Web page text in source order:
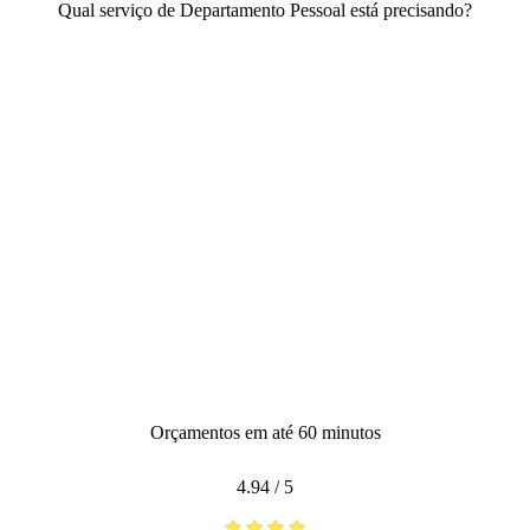
Qual serviço de Departamento Pessoal está precisando?
Orçamentos em até 60 minutos
4.94 / 5